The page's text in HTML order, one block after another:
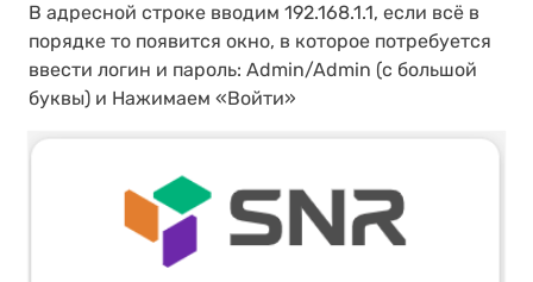
В адресной строке вводим 192.168.1.1, если всё в
порядке то появится окно, в которое потребуется
ввести логин и пароль: Admin/Admin (с большой
буквы) и Нажимаем «Войти»